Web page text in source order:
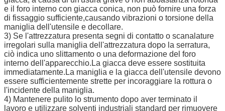
e il foro interno con giacca conica, non può fornire una forza
di fissaggio sufficiente,causando vibrazioni o torsione della
maniglia dell'utensile e decollare.
3) Se l'attrezzatura presenta segni di contatto o scanalature
irregolari sulla maniglia dell'attrezzatura dopo la serratura,
ciò indica uno slittamento o una deformazione del foro
interno dell'apparecchio.La giacca deve essere sostituita
immediatamente.La maniglia e la giacca dell'utensile devono
essere sufficientemente strette per incoraggiare la rottura o
l'incidente della maniglia.
4) Mantenere pulito lo strumento dopo aver terminato il
lavoro e utilizzare solventi industriali standard per rimuovere